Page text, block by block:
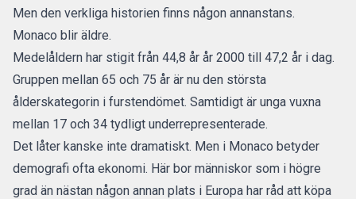
Men den verkliga historien finns någon annanstans.
Monaco blir äldre.
Medelåldern har stigit från 44,8 år år 2000 till 47,2 år i dag.
Gruppen mellan 65 och 75 år är nu den största
ålderskategorin i furstendömet. Samtidigt är unga vuxna
mellan 17 och 34 tydligt underrepresenterade.
Det låter kanske inte dramatiskt. Men i Monaco betyder
demografi ofta ekonomi. Här bor människor som i högre
grad än nästan någon annan plats i Europa har råd att köpa